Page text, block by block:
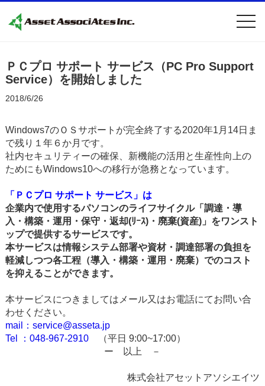
ＰＣプロ サポート サービス（PC Pro Support
Service）を開始しました
2018/6/26
Windows7のＯＳサポートが完全終了する2020年1月14日ま
で残り１年６か月です。
社内セキュリティーの確保、新機能の活用と生産性向上の
ためにもWindows10への移行が急務となっています。
「ＰＣプロ サポート サービス」は
企業内で使用するパソコンのライフサイクル「調達・導
入・構築・運用・保守・返却(ﾘｰｽ)・廃棄(資産)」をワンスト
ップで提供するサービスです。
本サービスは情報システム部署や資材・調達部署の負担を
軽減しつつ各工程（導入・構築・運用・廃棄）でのコスト
を抑えることができます。
本サービスにつきましてはメール又はお電話にてお問い合
わせください。
mail：service@asseta.jp
Tel ：048-967-2910（平日 9:00~17:00）
ー 以上 －
株式会社アセットアソシエイツ